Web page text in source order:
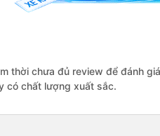
Review xe đi Cam Lâm -
thời chưa đủ review để đánh
có chất lượng xuất sắc.